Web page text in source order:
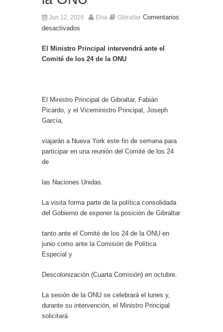
Ministra británica para los Territorios de Ultramar
Jun 12, 2026 Elsa Gibraltar Comentarios
desactivados
El Ministro Principal intervendrá ante el
Comité de los 24 de la ONU
El Ministro Principal de Gibraltar, Fabián
Picardo, y el Viceministro Principal, Joseph
García,
viajarán a Nueva York este fin de semana para
participar en una reunión del Comité de los 24
de
las Naciones Unidas.
La visita forma parte de la política consolidada
del Gobierno de exponer la posición de Gibraltar
tanto ante el Comité de los 24 de la ONU en
junio como ante la Comisión de Política
Especial y
Descolonización (Cuarta Comisión) en octubre.
La sesión de la ONU se celebrará el lunes y,
durante su intervención, el Ministro Principal
solicitará